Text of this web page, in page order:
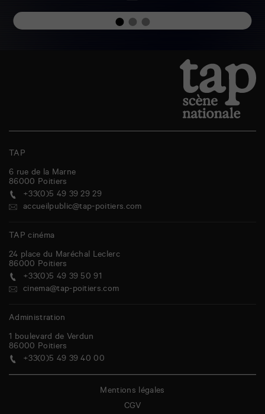
TAP
6 rue de la Marne
86000 Poitiers
+33(0)5 49 39 29 29
accueilpublic@tap-poitiers.com
TAP cinéma
24 place du Maréchal Leclerc
86000 Poitiers
+33(0)5 49 39 50 91
cinema@tap-poitiers.com
Administration
1 boulevard de Verdun
86000 Poitiers
+33(0)5 49 39 40 00
Mentions légales
CGV